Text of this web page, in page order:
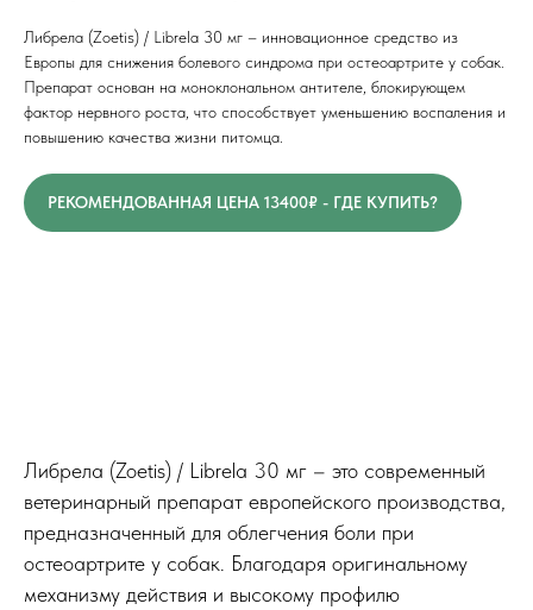
Либрела (Zoetis) / Librela 30 мг – инновационное средство из
Европы для снижения болевого синдрома при остеоартрите у собак.
Препарат основан на моноклональном антителе, блокирующем
фактор нервного роста, что способствует уменьшению воспаления и
повышению качества жизни питомца.
РЕКОМЕНДОВАННАЯ ЦЕНА 13400₽ - ГДЕ КУПИТЬ?
Либрела (Zoetis) / Librela 30 мг – это современный
ветеринарный препарат европейского производства,
предназначенный для облегчения боли при
остеоартрите у собак. Благодаря оригинальному
механизму действия и высокому профилю